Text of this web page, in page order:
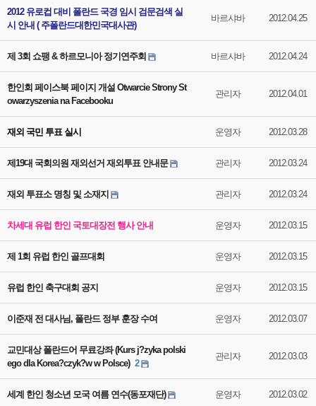
2012 유로컵 대비 폴란드 국경 임시 검문검색 실
시 안내 ( 주폴란드대한민국대사관)
바르샤바 2012.04.25
제 3회 쇼팽 & 하르모니아 정기연주회 바르샤바 2012.04.24
한인회 페이스북 페이지 개설 Otwarcie Strony St
owarzyszenia na Facebooku
관리자 2012.04.01
재외 국민 투표 실시 운영자 2012.03.28
제19대 국회의원 재외선거 재외투표 안내문 관리자 2012.03.24
재외 투표소 명칭 및 소재지 관리자 2012.03.24
차세대 유럽 한인 국토대장전 행사 안내 운영자 2012.03.15
제 1회 유럽 한인 골프대회 운영자 2012.03.15
유럽 한인 축구대회 공지 운영자 2012.03.15
이준재 전 대사님, 폴란드 정부 훈장 수여 운영자 2012.03.07
교민대상 폴란드어 무료강좌 (Kurs j?zyka polski
ego dla Korea?czyk?w w Polsce) 2
관리자 2012.03.03
세계 한인 청소년 모국 여름 연수(동포재단) 운영자 2012.03.02